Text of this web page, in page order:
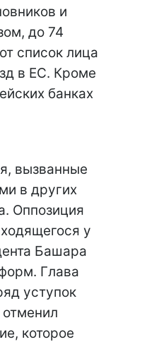
и
до 74
список лица
в ЕС. Кроме
банках
вызванные
в других
Оппозиция
у
Башара
Глава
уступок
отменил
которое